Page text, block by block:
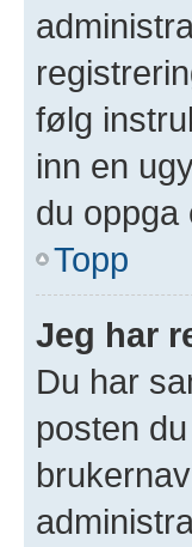
følg
inn en
du oppga
Topp
Jeg har
Du har
posten